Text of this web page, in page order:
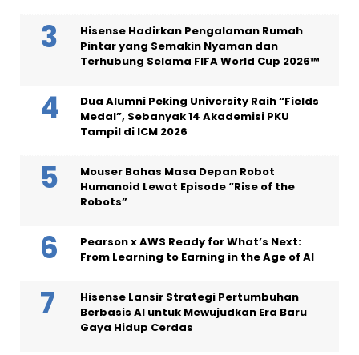
Hisense Hadirkan Pengalaman Rumah
Pintar yang Semakin Nyaman dan
Terhubung Selama FIFA World Cup 2026™
Dua Alumni Peking University Raih “Fields
Medal”, Sebanyak 14 Akademisi PKU
Tampil di ICM 2026
Mouser Bahas Masa Depan Robot
Humanoid Lewat Episode “Rise of the
Robots”
Pearson x AWS Ready for What’s Next:
From Learning to Earning in the Age of AI
Hisense Lansir Strategi Pertumbuhan
Berbasis AI untuk Mewujudkan Era Baru
Gaya Hidup Cerdas